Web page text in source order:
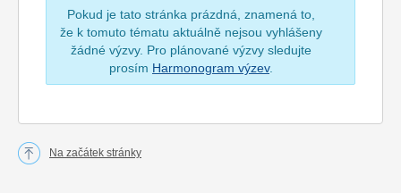
Pokud je tato stránka prázdná, znamená to,
že k tomuto tématu aktuálně nejsou vyhlášeny
žádné výzvy. Pro plánované výzvy sledujte
prosím Harmonogram výzev.
Na začátek stránky